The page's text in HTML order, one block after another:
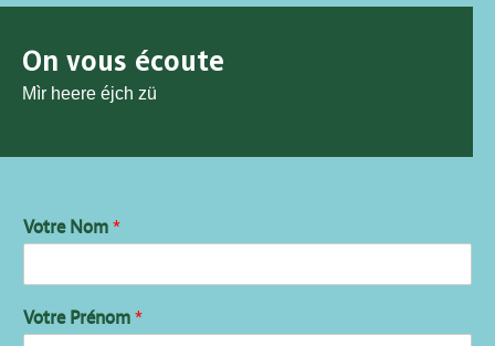
On vous écoute
Mìr heere éjch zü
Votre Nom *
Votre Prénom *